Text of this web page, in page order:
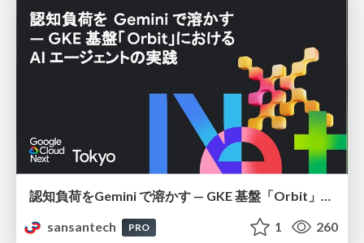
認知負荷をGemini で溶かす — GKE 基盤「Orbit」における AI エージェントの実践
sansantech
PRO 1 260